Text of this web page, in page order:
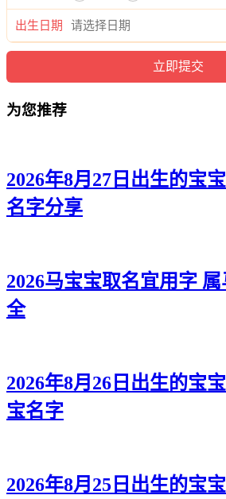
23、梓云、悦嫣、卿南、彦凯、辰旻
24、夏俪、欣淼、甯虹、寅方、宽旻
25、梦唯、甯冬、梓泉、弘新、拓浩
27、娴紫、书媛、璇芙、泽炎、远凯
28、雅洛、依熙、茹映、启凯、恺瑞
30、彩瑶、冰娴、江清、道远、晓廷
31、颍珍、悦歆、娴痴、远海、译志
34、蕊薇、淼笛、珞黛、彦宗、彦吉
37、冉丽、妍清、诗滢、辰宸、俊超
出生日期
为您推荐
2026年8月27日出生的宝
名字分享
2026马宝宝取名宜用字
全
2026年8月26日出生的宝
宝名字
2026年8月25日出生的宝